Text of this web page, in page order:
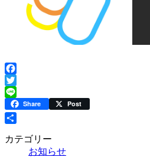
Facebook
Twitter
Line Share Post
有
カテゴリー
お知らせ